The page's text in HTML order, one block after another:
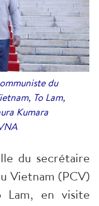
du
To Lam,
Kumara
du secrétaire
Vietnam (PCV)
Lam, en visite